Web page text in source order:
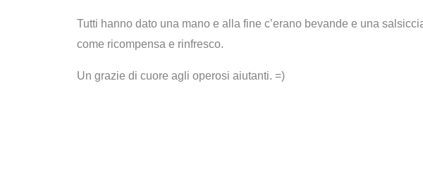
Tutti hanno dato una mano e alla fine c’erano bevande e una
come ricompensa e rinfresco.
Un grazie di cuore agli operosi aiutanti. =)